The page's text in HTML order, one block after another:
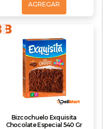
AGREGAR
Bizcochuelo Exquisita
Chocolate Especial 540 Gr